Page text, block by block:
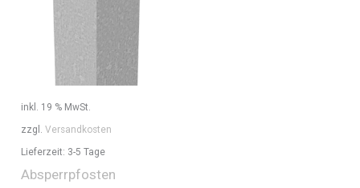
inkl. 19 % MwSt.
zzgl.Versandkosten
Lieferzeit: 3-5 Tage
Absperrpfosten